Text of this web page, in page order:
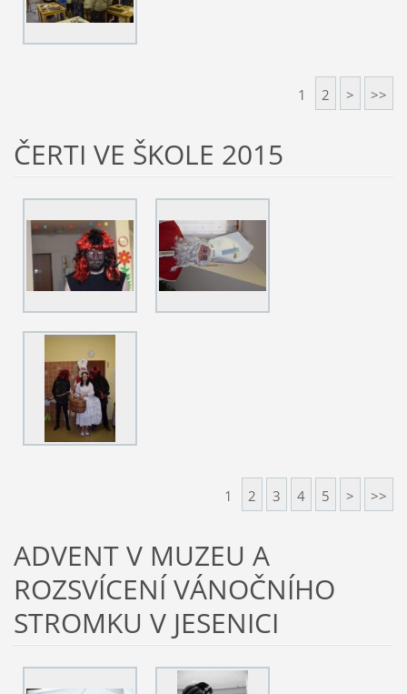
1 2 > >>
ČERTI VE ŠKOLE 2015
1 2 3 4 5 > >>
ADVENT V MUZEU A
ROZSVÍCENÍ VÁNOČNÍHO
STROMKU V JESENICI